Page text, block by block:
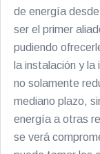
de energía
ser el primer
pudiendo
la instalación y
no solamente
mediano plazo,
energía a otras
se verá